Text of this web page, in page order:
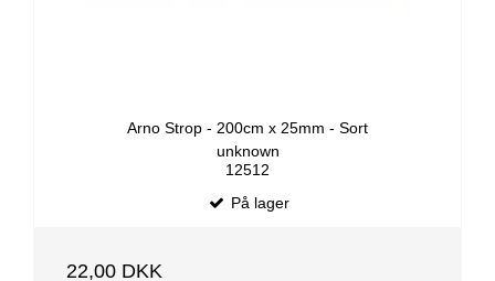
Arno Strop - 200cm x 25mm - Sort
unknown
12512
På lager
22,00 DKK